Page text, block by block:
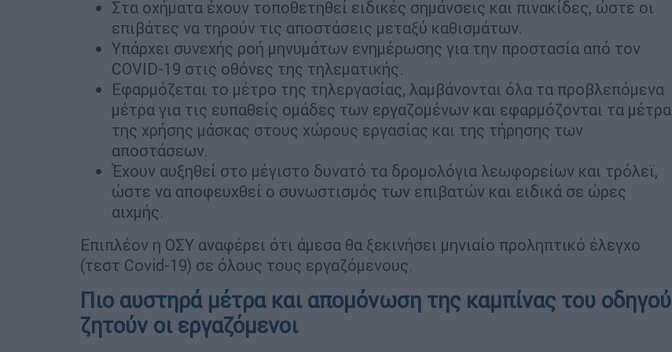
Στα οχήματα έχουν τοποθετηθεί ειδικές σημάνσεις και πινακίδες, ώστε οι
επιβάτες να τηρούν τις αποστάσεις μεταξύ καθισμάτων.
Υπάρχει συνεχής ροή μηνυμάτων ενημέρωσης για την προστασία από τον
COVID-19 στις οθόνες της τηλεματικής.
Εφαρμόζεται το μέτρο της τηλεργασίας, λαμβάνονται όλα τα προβλεπόμενα
μέτρα για τις ευπαθείς ομάδες των εργαζομένων και εφαρμόζονται τα μέτρα
της χρήσης μάσκας στους χώρους εργασίας και της τήρησης των
αποστάσεων.
Έχουν αυξηθεί στο μέγιστο δυνατό τα δρομολόγια λεωφορείων και τρόλεϊ,
ώστε να αποφευχθεί ο συνωστισμός των επιβατών και ειδικά σε ώρες
αιχμής.
Επιπλέον η ΟΣΥ αναφέρει ότι άμεσα θα ξεκινήσει μηνιαίο προληπτικό έλεγχο
(τεστ Covid-19) σε όλους τους εργαζόμενους.
Πιο αυστηρά μέτρα και απομόνωση της καμπίνας του οδηγού
ζητούν οι εργαζόμενοι